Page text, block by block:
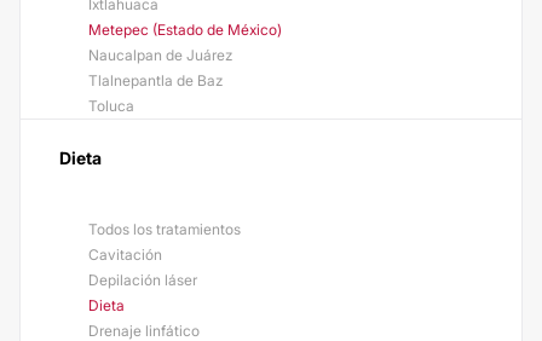
Ixtlahuaca
Metepec (Estado de México)
Naucalpan de Juárez
Tlalnepantla de Baz
Toluca
Dieta
Todos los tratamientos
Cavitación
Depilación láser
Dieta
Drenaje linfático